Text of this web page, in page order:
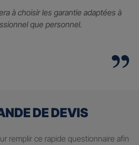
à choisir les garantie adaptées à
que personnel.
DE DEVIS
remplir ce rapide questionnaire afin